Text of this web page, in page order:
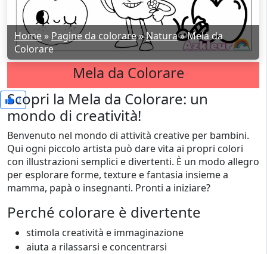
Home » Pagine da colorare»Natura»Mela da
Colorare
Mela da Colorare
0
Scopri la Mela da Colorare: un
mondo di creatività!
Benvenuto nel mondo di attività creative per bambini.
Qui ogni piccolo artista può dare vita ai propri colori
con illustrazioni semplici e divertenti. È un modo allegro
per esplorare forme, texture e fantasia insieme a
mamma, papà o insegnanti. Pronti a iniziare?
Perché colorare è divertente
stimola creatività e immaginazione
aiuta a rilassarsi e concentrarsi